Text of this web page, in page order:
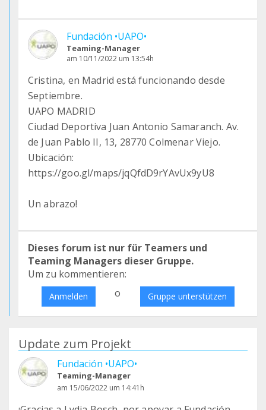
Fundación •UAPO•
Teaming-Manager
am 10/11/2022 um 13:54h
Cristina, en Madrid está funcionando desde
Septiembre.
UAPO MADRID
Ciudad Deportiva Juan Antonio Samaranch. Av.
de Juan Pablo II, 13, 28770 Colmenar Viejo.
Ubicación:
https://goo.gl/maps/jqQfdD9rYAvUx9yU8
Un abrazo!
Dieses forum ist nur für Teamers und
Teaming Managers dieser Gruppe.
Um zu kommentieren:
Anmelden o Gruppe unterstützen
Update zum Projekt
Fundación •UAPO•
Teaming-Manager
am 15/06/2022 um 14:41h